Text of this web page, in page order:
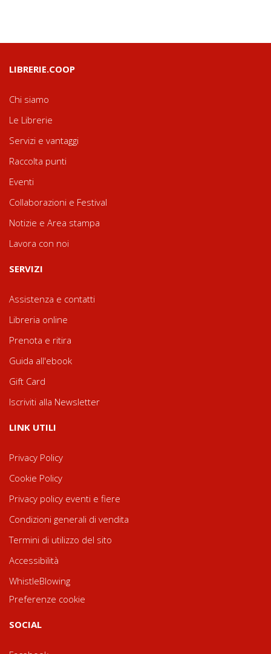
LIBRERIE.COOP
Chi siamo
Le Librerie
Servizi e vantaggi
Raccolta punti
Eventi
Collaborazioni e Festival
Notizie e Area stampa
Lavora con noi
SERVIZI
Assistenza e contatti
Libreria online
Prenota e ritira
Guida all'ebook
Gift Card
Iscriviti alla Newsletter
LINK UTILI
Privacy Policy
Cookie Policy
Privacy policy eventi e fiere
Condizioni generali di vendita
Termini di utilizzo del sito
Accessibilità
WhistleBlowing
Preferenze cookie
SOCIAL